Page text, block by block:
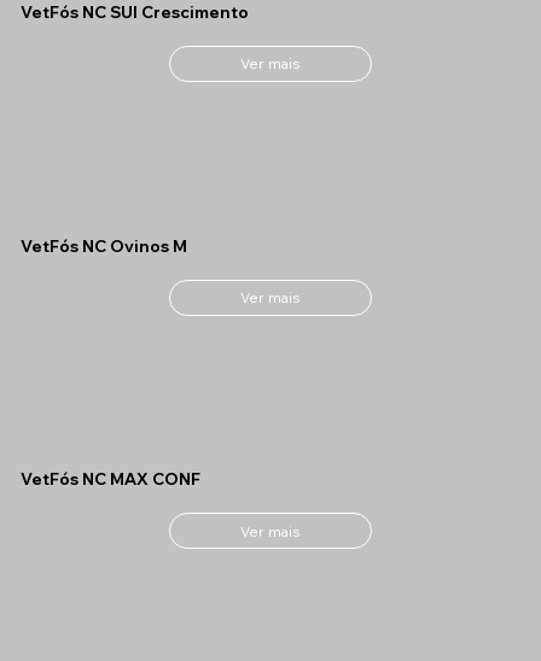
VetFós NC SUI Crescimento
Ver mais
VetFós NC Ovinos M
Ver mais
VetFós NC MAX CONF
Ver mais